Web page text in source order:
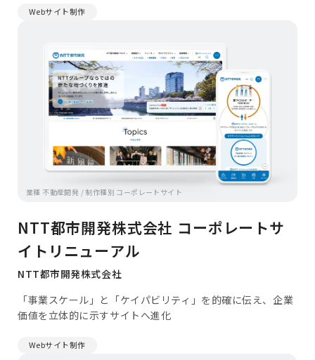
Webサイト制作
業種 不動産開発 / 制作種別 コーポレートサイト
NTT都市開発株式会社 コーポレートサ
イトリニューアル
NTT都市開発株式会社
「事業スケール」と「ケイパビリティ」を的確に伝え、企業
価値を立体的に示すサイトへ進化
Webサイト制作